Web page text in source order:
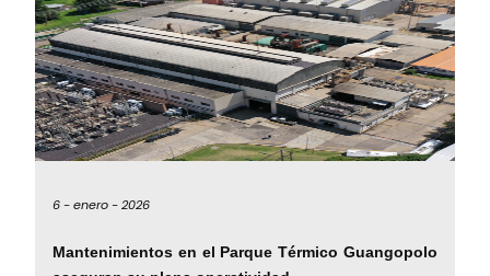
6 -enero -2026
Mantenimientos en el Parque Térmico Guangopolo